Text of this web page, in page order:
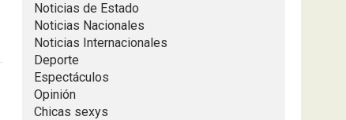
Noticias de Estado
Noticias Nacionales
Noticias Internacionales
Deporte
Espectáculos
Opinión
Chicas sexys